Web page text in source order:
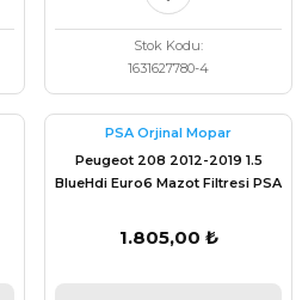
Stok Kodu
1631627780-4
PSA Orjinal Mopar
Peugeot 208 2012-2019 1.5
BlueHdi Euro6 Mazot Filtresi PSA
1.805,00 ₺